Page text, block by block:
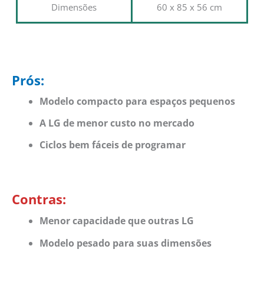
Dimensões 60 x 85 x 56 cm
Prós:
Modelo compacto para espaços pequenos
A LG de menor custo no mercado
Ciclos bem fáceis de programar
Contras:
Menor capacidade que outras LG
Modelo pesado para suas dimensões